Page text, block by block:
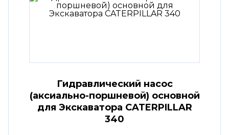
Гидравлический насос
(аксиально-поршневой) основной
для Экскаватора CATERPILLAR
340